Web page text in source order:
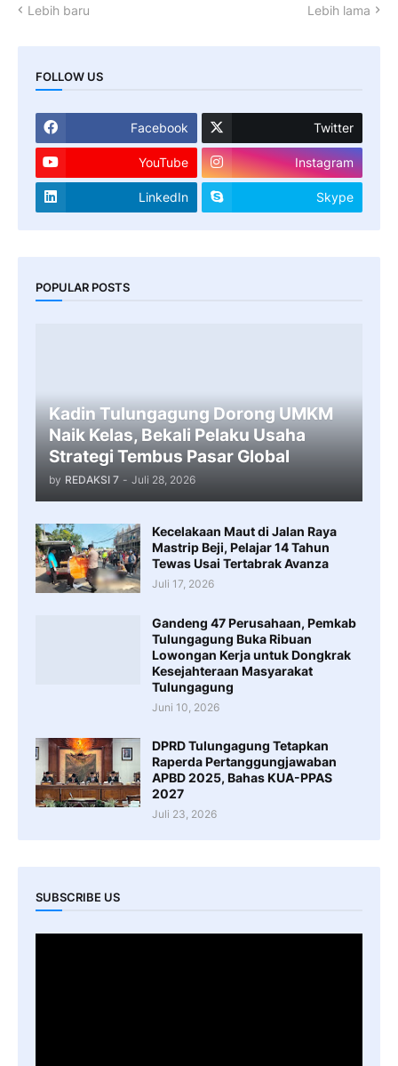
Lebih baru Lebih lama
FOLLOW US
Facebook Twitter
YouTube Instagram
LinkedIn Skype
POPULAR POSTS
Kadin Tulungagung Dorong UMKM
Naik Kelas, Bekali Pelaku Usaha
Strategi Tembus Pasar Global
by REDAKSI 7 - Juli 28, 2026
Kecelakaan Maut di Jalan Raya
Mastrip Beji, Pelajar 14 Tahun
Tewas Usai Tertabrak Avanza
Juli 17, 2026
Gandeng 47 Perusahaan, Pemkab
Tulungagung Buka Ribuan
Lowongan Kerja untuk Dongkrak
Kesejahteraan Masyarakat
Tulungagung
Juni 10, 2026
DPRD Tulungagung Tetapkan
Raperda Pertanggungjawaban
APBD 2025, Bahas KUA-PPAS
2027
Juli 23, 2026
SUBSCRIBE US